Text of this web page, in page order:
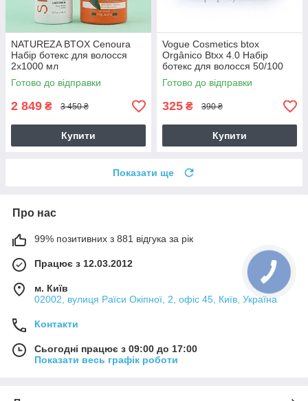
NATUREZA BTOX Cenoura
Набір ботекс для волосся
2х1000 мл
Готово до відправки
2 849 ₴ 3 450 ₴
Купити
Vogue Cosmetics btox
Orgânico Btxx 4.0 Набір
ботекс для волосся 50/100
мл
Готово до відправки
325 ₴ 390 ₴
Купити
Показати ще
Про нас
99% позитивних з 881 відгука за рік
Працює з 12.03.2012
м. Київ
02002, вулиця Раїси Окіпної, 2, офіс 45, Київ, Україна
Контакти
Сьогодні працює з 09:00 до 17:00
Показати весь графік роботи